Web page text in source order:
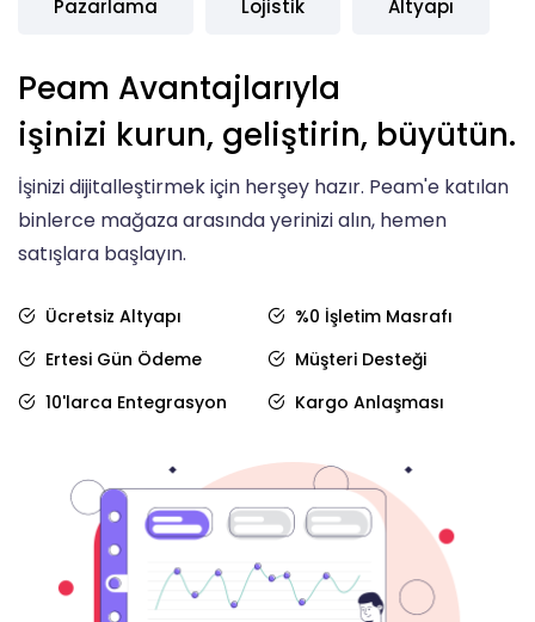
Pazarlama Lojistik Altyapı
Peam Avantajlarıyla
işinizi kurun, geliştirin, büyütün.
İşinizi dijitalleştirmek için herşey hazır. Peam'e katılan
binlerce mağaza arasında yerinizi alın, hemen
satışlara başlayın.
Ücretsiz Altyapı
%0 İşletim Masrafı
Ertesi Gün Ödeme
Müşteri Desteği
10'larca Entegrasyon
Kargo Anlaşması